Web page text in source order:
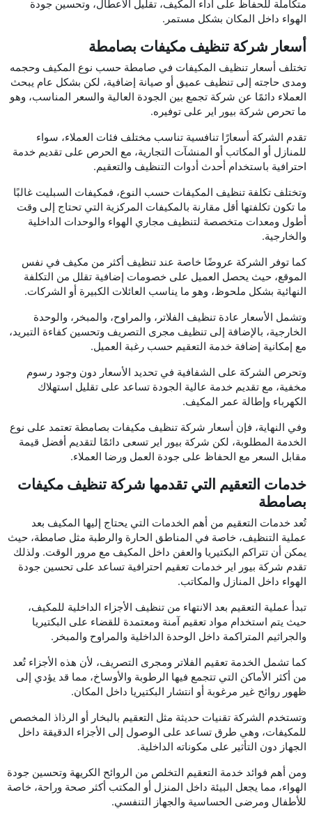
متكاملة للحفاظ على أداء المكيف، تقليل الأعطال، وتحسين جودة
الهواء داخل المكان بشكل مستمر.
أسعار شركة تنظيف مكيفات بصامطة
تختلف أسعار تنظيف المكيفات في صامطة حسب نوع المكيف وحجمه
ومدى حاجته إلى تنظيف عميق أو صيانة إضافية، لكن بشكل عام يبحث
العملاء دائمًا عن شركة تجمع بين الجودة العالية والسعر المناسب، وهو
ما تحرص شركة بيور اير على توفيره.
تقدم الشركة أسعارًا تنافسية تناسب مختلف فئات العملاء، سواء
للمنازل أو المكاتب أو المنشآت التجارية، مع الحرص على تقديم خدمة
احترافية باستخدام أحدث أدوات التنظيف والتعقيم.
وتختلف تكلفة تنظيف المكيفات حسب النوع، فمكيفات السبليت غالبًا
ما تكون تكلفتها أقل مقارنة بالمكيفات المركزية التي تحتاج إلى وقت
أطول ومعدات متخصصة لتنظيف مجاري الهواء والوحدات الداخلية
والخارجية.
كما توفر الشركة عروضًا خاصة عند تنظيف أكثر من مكيف في نفس
الموقع، حيث يحصل العميل على خصومات إضافية تقلل من التكلفة
النهائية بشكل ملحوظ، وهو ما يناسب العائلات الكبيرة أو الشركات.
وتشمل الأسعار عادة تنظيف الفلاتر، والمراوح، والمبخر، والوحدة
الخارجية، بالإضافة إلى تنظيف مجرى التصريف وتحسين كفاءة التبريد،
مع إمكانية إضافة خدمة التعقيم حسب رغبة العميل.
وتحرص الشركة على الشفافية في تحديد الأسعار دون وجود رسوم
مخفية، مع تقديم خدمة عالية الجودة تساعد على تقليل استهلاك
الكهرباء وإطالة عمر المكيف.
وفي النهاية، فإن أسعار شركة تنظيف مكيفات بصامطة تعتمد على نوع
الخدمة المطلوبة، لكن شركة بيور اير تسعى دائمًا لتقديم أفضل قيمة
مقابل السعر مع الحفاظ على جودة العمل ورضا العملاء.
خدمات التعقيم التي تقدمها شركة تنظيف مكيفات
بصامطة
تُعد خدمات التعقيم من أهم الخدمات التي يحتاج إليها المكيف بعد
عملية التنظيف، خاصة في المناطق الحارة والرطبة مثل صامطة، حيث
يمكن أن تتراكم البكتيريا والعفن داخل المكيف مع مرور الوقت. ولذلك
تقدم شركة بيور اير خدمات تعقيم احترافية تساعد على تحسين جودة
الهواء داخل المنازل والمكاتب.
تبدأ عملية التعقيم بعد الانتهاء من تنظيف الأجزاء الداخلية للمكيف،
حيث يتم استخدام مواد تعقيم آمنة ومعتمدة للقضاء على البكتيريا
والجراثيم المتراكمة داخل الوحدة الداخلية والمراوح والمبخر.
كما تشمل الخدمة تعقيم الفلاتر ومجرى التصريف، لأن هذه الأجزاء تُعد
من أكثر الأماكن التي تتجمع فيها الرطوبة والأوساخ، مما قد يؤدي إلى
ظهور روائح غير مرغوبة أو انتشار البكتيريا داخل المكان.
وتستخدم الشركة تقنيات حديثة مثل التعقيم بالبخار أو الرذاذ المخصص
للمكيفات، وهي طرق تساعد على الوصول إلى الأجزاء الدقيقة داخل
الجهاز دون التأثير على مكوناته الداخلية.
ومن أهم فوائد خدمة التعقيم التخلص من الروائح الكريهة وتحسين جودة
الهواء، مما يجعل البيئة داخل المنزل أو المكتب أكثر صحة وراحة، خاصة
للأطفال ومرضى الحساسية والجهاز التنفسي.